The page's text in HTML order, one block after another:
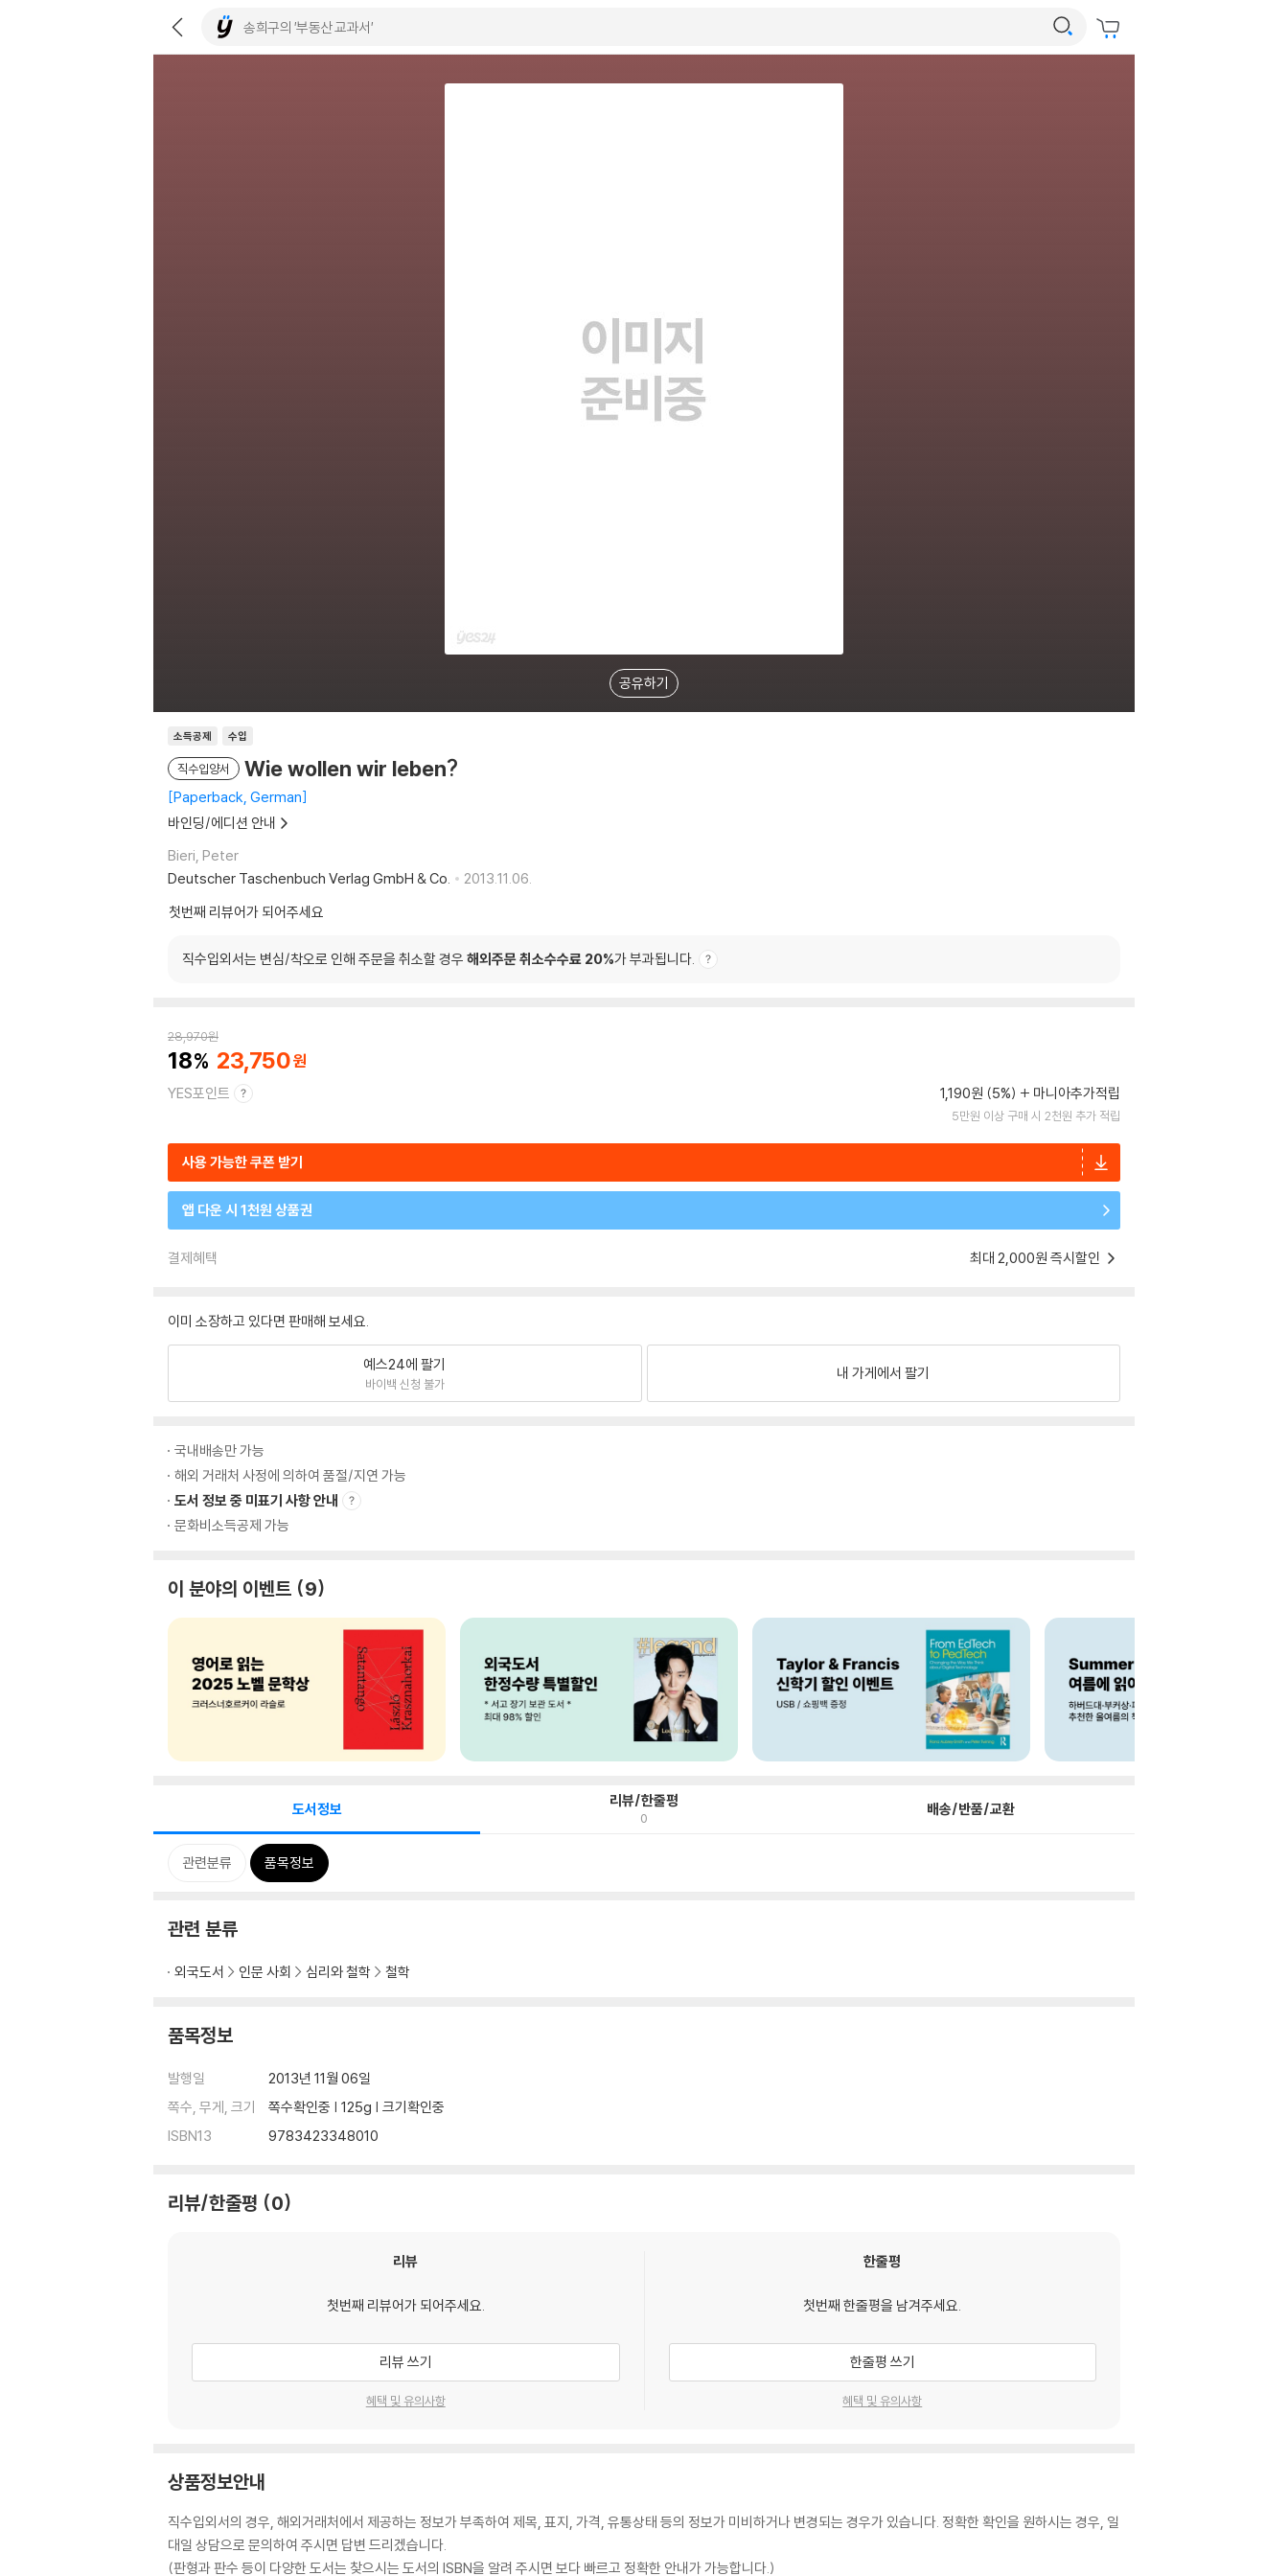
공유하기
소득공제 수입
직수입양서 Wie wollen wir leben?
Paperback, German
바인딩/에디션 안내
Bieri, Peter
Deutscher Taschenbuch Verlag GmbH & Co.
2013.11.06.
첫번째 리뷰어가 되어주세요
직수입외서는 변심/착오로 인해 주문을 취소할 경우 해외주문 취소수수료 20%가 부과됩니다.
28,970원
18 23,750
YES포인트 1,190원 (5%) 마니아추가적립
5만원 이상 구매 시 2천원 추가 적립
사용 가능한 쿠폰 받기
앱 다운 시 1천원 상품권
결제혜택 최대 2,000원 즉시할인
이미 소장하고 있다면 판매해 보세요.
예스24에 팔기
바이백 신청 불가
내 가게에서 팔기
국내배송만 가능
해외 거래처 사정에 의하여 품절/지연 가능
도서 정보 중 미표기 사항 안내
문화비소득공제 가능
이 분야의 이벤트 9
도서정보 리뷰/한줄평
0 배송/반품/교환
관련분류 품목정보
관련 분류
외국도서 인문 사회 심리와 철학 철학
품목정보
발행일
2013년 11월 06일
쪽수, 무게, 크기
쪽수확인중 | 125g | 크기확인중
ISBN13
9783423348010
리뷰/한줄평 0
리뷰
첫번째 리뷰어가 되어주세요.
리뷰 쓰기
혜택 및 유의사항
한줄평
첫번째 한줄평을 남겨주세요.
한줄평 쓰기
혜택 및 유의사항
상품정보안내
직수입외서의 경우, 해외거래처에서 제공하는 정보가 부족하여 제목, 표지, 가격, 유통상태 등의 정보가 미비하거나 변경되는 경우가 있습니다. 정확한 확인을 원하시는 경우, 일
대일 상담으로 문의하여 주시면 답변 드리겠습니다.
(판형과 판수 등이 다양한 도서는 찾으시는 도서의 ISBN을 알려 주시면 보다 빠르고 정확한 안내가 가능합니다.)